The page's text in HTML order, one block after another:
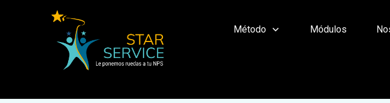
Método Módulos